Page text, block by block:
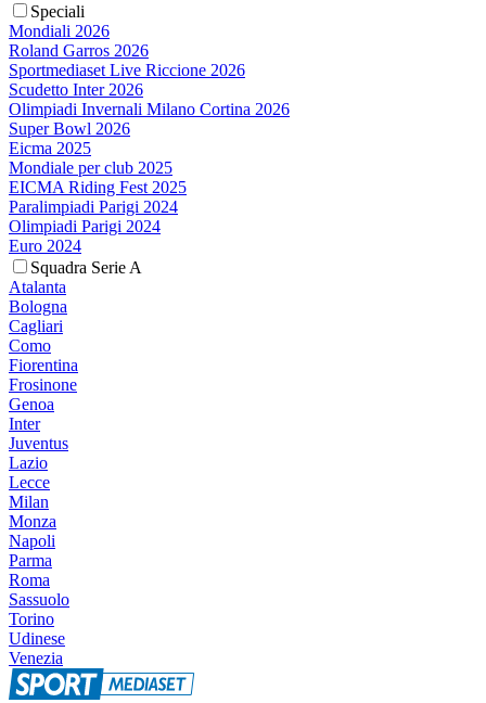
Speciali
Mondiali 2026
Roland Garros 2026
Sportmediaset Live Riccione 2026
Scudetto Inter 2026
Olimpiadi Invernali Milano Cortina 2026
Super Bowl 2026
Eicma 2025
Mondiale per club 2025
EICMA Riding Fest 2025
Paralimpiadi Parigi 2024
Olimpiadi Parigi 2024
Euro 2024
Squadra Serie A
Atalanta
Bologna
Cagliari
Como
Fiorentina
Frosinone
Genoa
Inter
Juventus
Lazio
Lecce
Milan
Monza
Napoli
Parma
Roma
Sassuolo
Torino
Udinese
Venezia